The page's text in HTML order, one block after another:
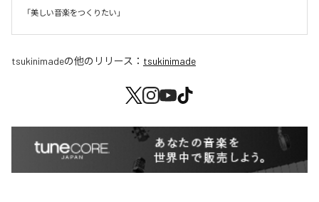
「美しい音楽をつくりたい」
tsukinimadeの他のリリース： tsukinimade